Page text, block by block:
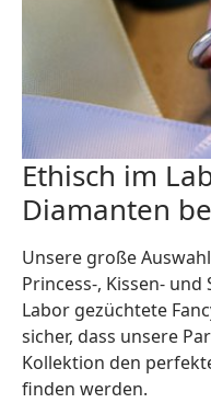
Ethisch im
Diamanten
Unsere große
Princess-, Kissen-
Labor gezüchtete
sicher, dass unsere
Kollektion den
finden werden.